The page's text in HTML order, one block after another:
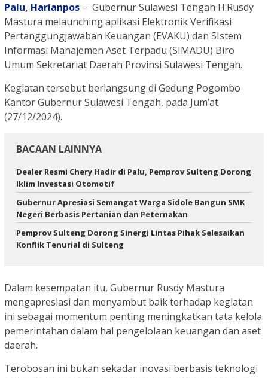
Palu, Harianpos – Gubernur Sulawesi Tengah H.Rusdy
Mastura melaunching aplikasi Elektronik Verifikasi
Pertanggungjawaban Keuangan (EVAKU) dan SIstem
Informasi Manajemen Aset Terpadu (SIMADU) Biro
Umum Sekretariat Daerah Provinsi Sulawesi Tengah.
Kegiatan tersebut berlangsung di Gedung Pogombo
Kantor Gubernur Sulawesi Tengah, pada Jum’at
(27/12/2024).
BACAAN LAINNYA
Dealer Resmi Chery Hadir di Palu, Pemprov Sulteng Dorong
Iklim Investasi Otomotif
Gubernur Apresiasi Semangat Warga Sidole Bangun SMK
Negeri Berbasis Pertanian dan Peternakan
Pemprov Sulteng Dorong Sinergi Lintas Pihak Selesaikan
Konflik Tenurial di Sulteng
Dalam kesempatan itu, Gubernur Rusdy Mastura
mengapresiasi dan menyambut baik terhadap kegiatan
ini sebagai momentum penting meningkatkan tata kelola
pemerintahan dalam hal pengelolaan keuangan dan aset
daerah.
Terobosan ini bukan sekadar inovasi berbasis teknologi